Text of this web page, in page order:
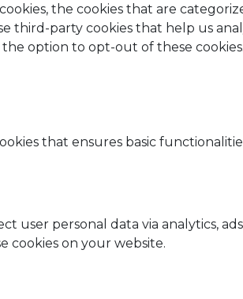
the cookies that are
third-party cookies that help us
the option to opt-out of these
that ensures basic
user personal data via analytics,
cookies on your website.